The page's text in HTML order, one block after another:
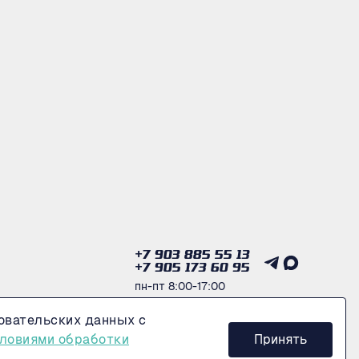
+7 903 885 55 13
+7 905 173 60 95
пн-пт 8:00-17:00
Получить консультацию
данных с
обработки
Принять